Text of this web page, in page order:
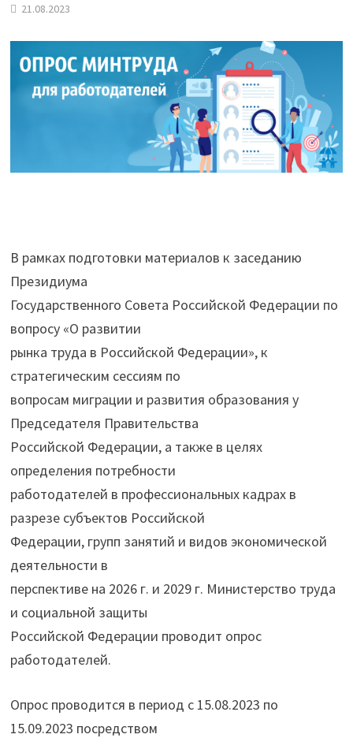
21.08.2023
В рамках подготовки материалов к заседанию
Президиума
Государственного Совета Российской Федерации по
вопросу «О развитии
рынка труда в Российской Федерации», к
стратегическим сессиям по
вопросам миграции и развития образования у
Председателя Правительства
Российской Федерации, а также в целях
определения потребности
работодателей в профессиональных кадрах в
разрезе субъектов Российской
Федерации, групп занятий и видов экономической
деятельности в
перспективе на 2026 г. и 2029 г. Министерство труда
и социальной защиты
Российской Федерации проводит опрос
работодателей.
Опрос проводится в период с 15.08.2023 по
15.09.2023 посредством